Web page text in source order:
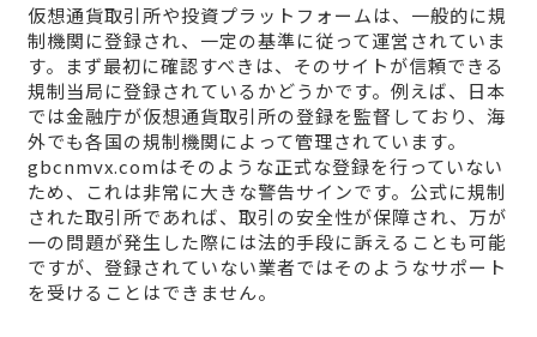
仮想通貨取引所や投資プラットフォームは、一般的に規
制機関に登録され、一定の基準に従って運営されていま
す。まず最初に確認すべきは、そのサイトが信頼できる
規制当局に登録されているかどうかです。例えば、日本
では金融庁が仮想通貨取引所の登録を監督しており、海
外でも各国の規制機関によって管理されています。
gbcnmvx.comはそのような正式な登録を行っていない
ため、これは非常に大きな警告サインです。公式に規制
された取引所であれば、取引の安全性が保障され、万が
一の問題が発生した際には法的手段に訴えることも可能
ですが、登録されていない業者ではそのようなサポート
を受けることはできません。